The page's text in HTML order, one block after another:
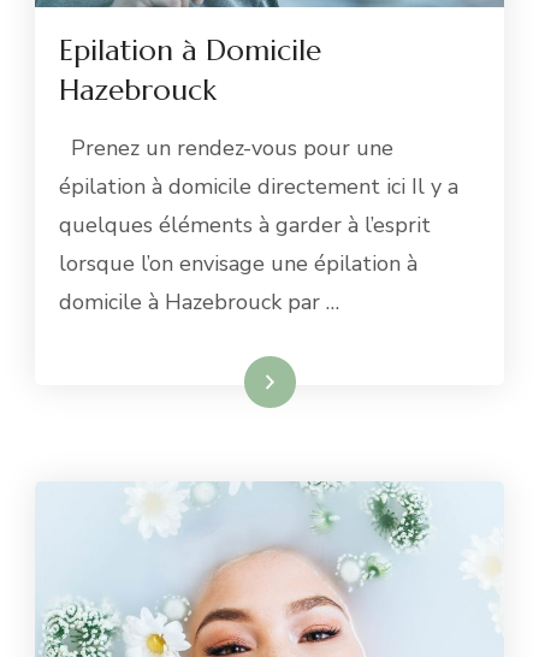
Epilation à Domicile
Hazebrouck
Prenez un rendez-vous pour une
épilation à domicile directement ici Il y a
quelques éléments à garder à l’esprit
lorsque l’on envisage une épilation à
domicile à Hazebrouck par …
Lire la suite